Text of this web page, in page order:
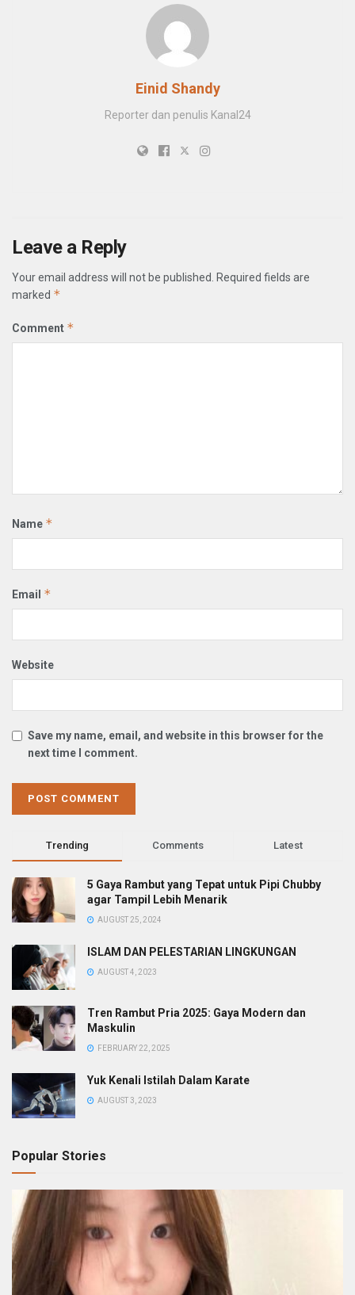
Einid Shandy
Reporter dan penulis Kanal24
Leave a Reply
Your email address will not be published.
Required fields are
marked *
Comment *
Name *
Email *
Website
Save my name, email, and website in this browser for the
next time I comment.
Trending Comments Latest
5 Gaya Rambut yang Tepat untuk Pipi Chubby
agar Tampil Lebih Menarik
AUGUST 25, 2024
ISLAM DAN PELESTARIAN LINGKUNGAN
AUGUST 4, 2023
Tren Rambut Pria 2025: Gaya Modern dan
Maskulin
FEBRUARY 22, 2025
Yuk Kenali Istilah Dalam Karate
AUGUST 3, 2023
Popular Stories